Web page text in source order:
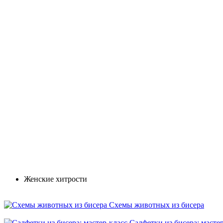
Женские хитрости
Схемы животных из бисера